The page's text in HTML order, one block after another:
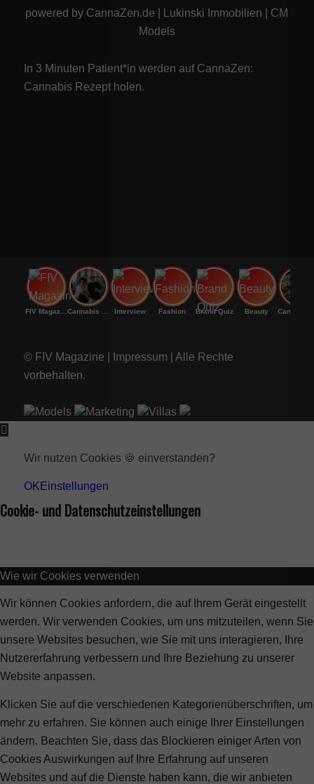
powered by CannaZen.de Lukinski Immobilien
CM
Models
In 3 Minuten Patient*in werden auf CannaZen:
Cannabis Rezeptholen.
FIV Magazine Cannabis Vaporizer: Welches Interview Fashion Brand Quiz Beauty
© FIV Magazine | Impressum | Alle Rechte
vorbehalten.
Models Marketing Villas
Wir nutzen Cookies 🍪 einverstanden?
OK Einstellungen
Cookie- und Datenschutzeinstellungen
Wie wir Cookies verwenden
Wir können Cookies anfordern, die auf Ihrem Gerät eingestellt
werden. Wir verwenden Cookies, um uns mitzuteilen, wenn Sie
unsere Websites besuchen, wie Sie mit uns interagieren, Ihre
Nutzererfahrung verbessern und Ihre Beziehung zu unserer
Website anpassen.
Klicken Sie auf die verschiedenen Kategorienüberschriften, um
mehr zu erfahren. Sie können auch einige Ihrer Einstellungen
ändern. Beachten Sie, dass das Blockieren einiger Arten von
Cookies Auswirkungen auf Ihre Erfahrung auf unseren
Websites und auf die Dienste haben kann, die wir anbieten